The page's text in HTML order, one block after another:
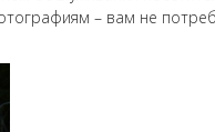
– вам не